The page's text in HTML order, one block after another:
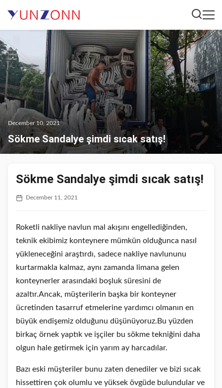
December 10, 2021
Sökme Sandalye şimdi sıcak satış!
Sökme Sandalye şimdi sıcak satış!
December 11, 2021
Roketli nakliye navlun mal akışını engellediğinden,
teknik ekibimiz konteynere mümkün olduğunca nasıl
yükleneceğini araştırdı, sadece nakliye navlununu
kurtarmakla kalmaz, aynı zamanda limana gelen
konteynerler arasındaki boşluk süresini de
azaltır.Ancak, müşterilerin başka bir konteyner
ücretinden tasarruf etmelerine yardımcı olmanın en
büyük endişemiz olduğunu düşünüyoruz.Bu yüzden
birkaç örnek yaptık ve işçiler bu sökme tekniğini daha
olgun hale getirmek için yarım ay harcadılar.
Bazı eski müşteriler bunu zaten denediler ve bizi sıcak
hissettiren çok olumlu ve yüksek övgüde bulundular ve